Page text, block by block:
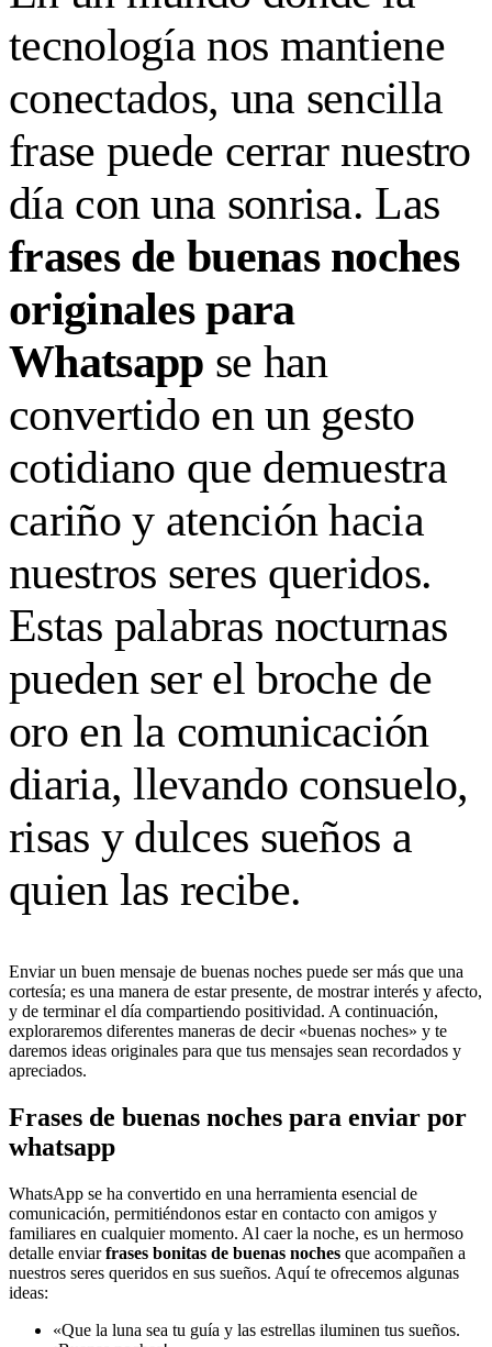
tecnología nos mantiene
conectados, una sencilla
frase puede cerrar nuestro
día con una sonrisa. Las
frases de buenas noches
originales para
Whatsapp se han
convertido en un gesto
cotidiano que demuestra
cariño y atención hacia
nuestros seres queridos.
Estas palabras nocturnas
pueden ser el broche de
oro en la comunicación
diaria, llevando consuelo,
risas y dulces sueños a
quien las recibe.
Enviar un buen mensaje de buenas noches puede ser más que una
cortesía; es una manera de estar presente, de mostrar interés y afecto,
y de terminar el día compartiendo positividad. A continuación,
exploraremos diferentes maneras de decir «buenas noches» y te
daremos ideas originales para que tus mensajes sean recordados y
apreciados.
Frases de buenas noches para enviar por
whatsapp
WhatsApp se ha convertido en una herramienta esencial de
comunicación, permitiéndonos estar en contacto con amigos y
familiares en cualquier momento. Al caer la noche, es un hermoso
detalle enviarfrases bonitas de buenas noches que acompañen a
nuestros seres queridos en sus sueños. Aquí te ofrecemos algunas
ideas:
«Que la luna sea tu guía y las estrellas iluminen tus sueños.